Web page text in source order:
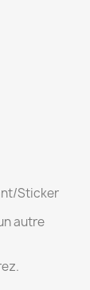
Sticker
autre